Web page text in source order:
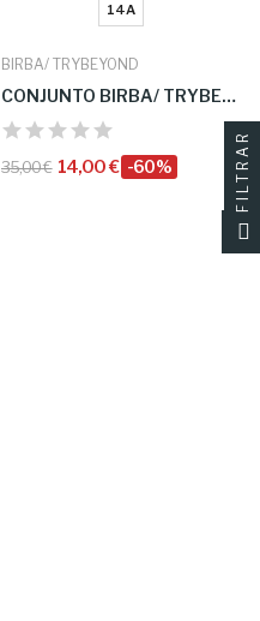
14A
BIRBA/ TRYBEYOND
CONJUNTO BIRBA/ TRYBEYOND
35,00 € 14,00 € -60% FILTRAR